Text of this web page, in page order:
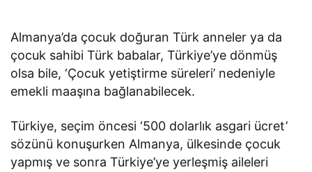
Almanya’da çocuk doğuran Türk anneler ya da
çocuk sahibi Türk babalar, Türkiye’ye dönmüş
olsa bile, ‘Çocuk yetiştirme süreleri’ nedeniyle
emekli maaşına bağlanabilecek.
Türkiye, seçim öncesi ‘500 dolarlık asgari ücret’
sözünü konuşurken Almanya, ülkesinde çocuk
yapmış ve sonra Türkiye’ye yerleşmiş aileleri